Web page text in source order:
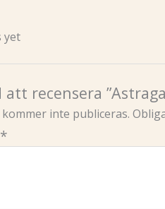
yet
recensera
inte publiceras.
*